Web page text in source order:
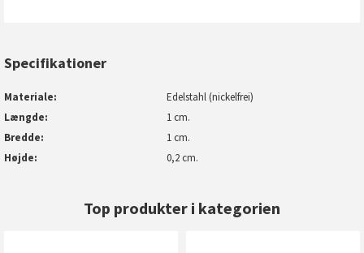
Specifikationer
Materiale
Edelstahl (nickelfrei)
Længde
1 cm.
Bredde
1 cm.
Højde
0,2 cm.
Top produkter i kategorien